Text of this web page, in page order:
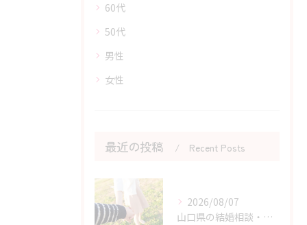
60代
50代
男性
女性
最近の投稿 Recent Posts
2026/08/07
山口県の結婚相談・婚活を始める勇気を持つためのヒント